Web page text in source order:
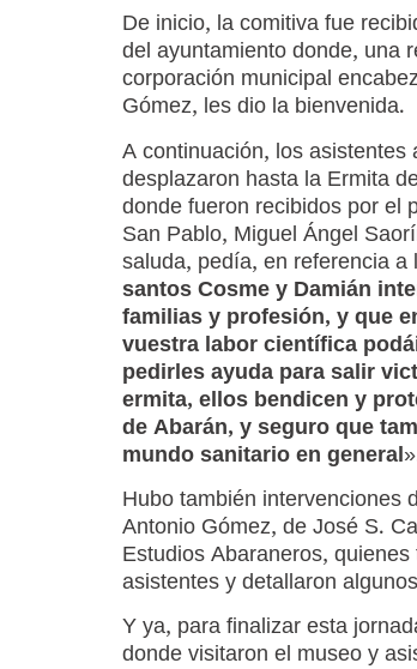
De inicio, la comitiva fue
del ayuntamiento donde, una
corporación municipal
Gómez, les dio la bienvenida.
A continuación, los
desplazaron hasta la Ermita
donde fueron recibidos por el
San Pablo, Miguel Ángel
saluda, pedía, en referencia a
santos Cosme y Damián
familias y profesión, y que
vuestra labor científica
pedirles ayuda para salir
ermita, ellos bendicen y
de Abarán, y seguro que
mundo sanitario en general
Hubo también intervenciones
Antonio Gómez, de José S.
Estudios Abaraneros,
asistentes y detallaron
Y ya, para finalizar esta
donde visitaron el museo y